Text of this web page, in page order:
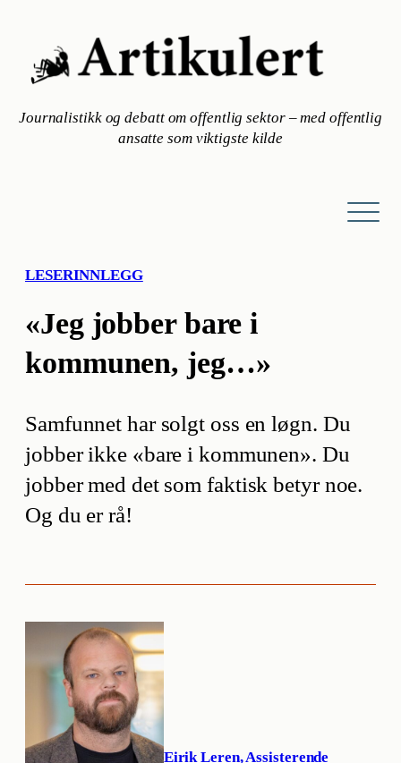
innhold
Journalistikk og debatt om offentlig sektor – med offentlig
ansatte som viktigste kilde
LESERINNLEGG
«Jeg jobber bare i
kommunen, jeg…»
Samfunnet har solgt oss en løgn. Du
jobber ikke «bare i kommunen». Du
jobber med det som faktisk betyr noe.
Og du er rå!
Eirik Leren, Assisterende